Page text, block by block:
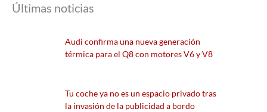
Últimas noticias
Audi confirma una nueva generación
térmica para el Q8 con motores V6 y V8
Tu coche ya no es un espacio privado tras
la invasión de la publicidad a bordo